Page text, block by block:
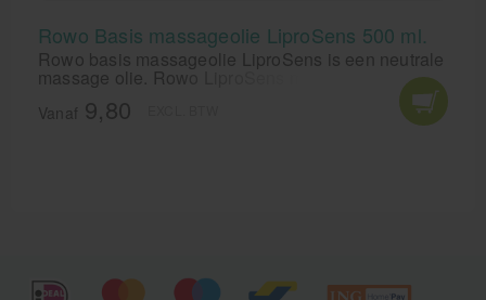
Rowo Basis massageolie LiproSens 500 ml.
Rowo basis massageolie LiproSens is een neutrale
massage olie. Rowo LiproSens massage olie bevat
geen parabenen en is zeer huidvriendelijk. De
massageolie van Rowo leent zich uitstekend voor
Vanaf 9,80